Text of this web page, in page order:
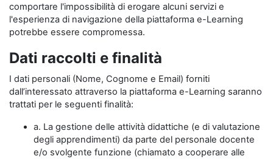
comportare l'impossibilità di erogare alcuni servizi e
l'esperienza di navigazione della piattaforma e-Learning
potrebbe essere compromessa.
Dati raccolti e finalità
I dati personali (Nome, Cognome e Email) forniti
dall’interessato attraverso la piattaforma e-Learning saranno
trattati per le seguenti finalità:
a. La gestione delle attività didattiche (e di valutazione
degli apprendimenti) da parte del personale docente
e/o svolgente funzione (chiamato a cooperare alle